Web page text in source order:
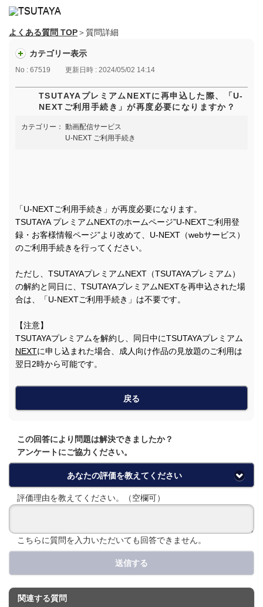
よくある質問 TOP＞質問詳細
カテゴリー表示
No : 67519 更新日時 : 2024/05/02 14:14
TSUTAYAプレミアムNEXTに再申込した際、「U-
NEXTご利用手続き」が再度必要になりますか？
カテゴリー： 動画配信サービス
U-NEXT ご利用手続き
「U-NEXTご利用手続き」が再度必要になります。
TSUTAYA プレミアムNEXTのホームページ”U-NEXTご利用登
録・お客様情報ページ”より改めて、U-NEXT（webサービス）
のご利用手続きを行ってください。
ただし、TSUTAYAプレミアムNEXT（TSUTAYAプレミアム）
の解約と同日に、TSUTAYAプレミアムNEXTを再申込された場
合は、「U-NEXTご利用手続き」は不要です。
【注意】
TSUTAYAプレミアムを解約し、同日中にTSUTAYAプレミアム
NEXTに申し込まれた場合、成人向け作品の見放題のご利用は
翌日2時から可能です。
戻る
この回答により問題は解決できましたか？
アンケートにご協力ください。
あなたの評価を教えてください
評価理由を教えてください。（空欄可）
こちらに質問を入力いただいても回答できません。
送信する
関連する質問